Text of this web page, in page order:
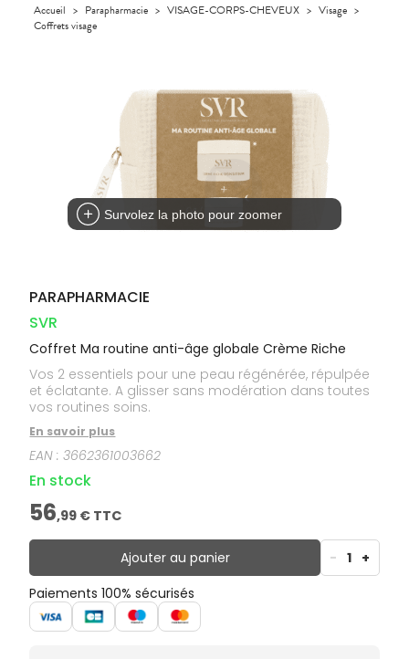
Orthopédie
Trousse à
Compléments
alimentaires
CHEVEUX
Cheveux
Solaire
UTILES
PHARMACIES
VIDÉOS DE
DISPOSITIFS
DE SANTÉ
SCAN
D’ORDONNANCE
Accueil > Parapharmacie > VISAGE-CORPS-CHEVEUX > Visage >
Coffrets visage
Survolez la photo pour zoomer
PARAPHARMACIE
SVR
Coffret Ma routine anti-âge globale Crème Riche
Vos 2 essentiels pour une peau régénérée, répulpée
et éclatante. A glisser sans modération dans toutes
vos routines soins.
En savoir plus
EAN :3662361003662
En stock
56,99 € TTC
Ajouter au panier - 1 +
Paiements 100% sécurisés